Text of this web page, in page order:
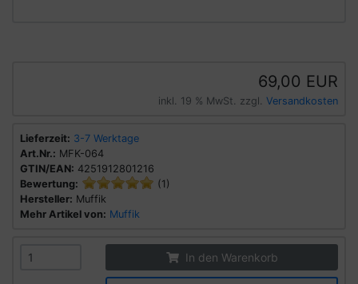
69,00 EUR
inkl. 19 % MwSt. zzgl. Versandkosten
Lieferzeit: 3-7 Werktage
Art.Nr.: MFK-064
GTIN/EAN: 4251912801216
Bewertung:
(1)
Hersteller: Muffik
Mehr Artikel von: Muffik
In den Warenkorb